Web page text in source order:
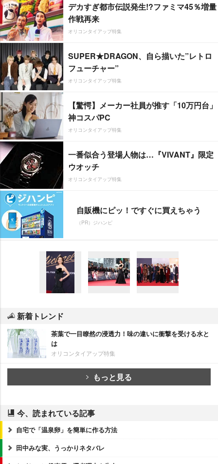
デカすぎ都市伝説発生!?ファミマ45％増量
作戦再来
オリコンタイアップ特集
SUPER★DRAGON、自ら描いた”レトロ
フューチャー”
オリコンタイアップ特集
【驚愕】メーカー社員が推す「10万円台」
神コスパPC
オリコンタイアップ特集
一番似合う登場人物は…『VIVANT』限定
ウオッチ
オリコンタイアップ特集
自販機にピッ！ですぐに買えちゃう
（PR）ジハンピ
新着トレンド
茶葉で一目瞭然の浸透力！味の違いに衝撃を受ける水と
は
オリコンタイアップ特集
もっと見る
今、読まれている記事
自宅で「温泉卵」を簡単に作る方法
田中みな実、うっかりネタバレ